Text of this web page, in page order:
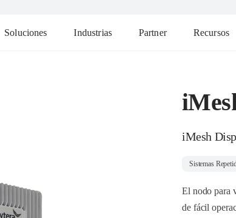
Soluciones Industrias Partner Recursos
iMesh
Sistemas
El nodo para
de fácil